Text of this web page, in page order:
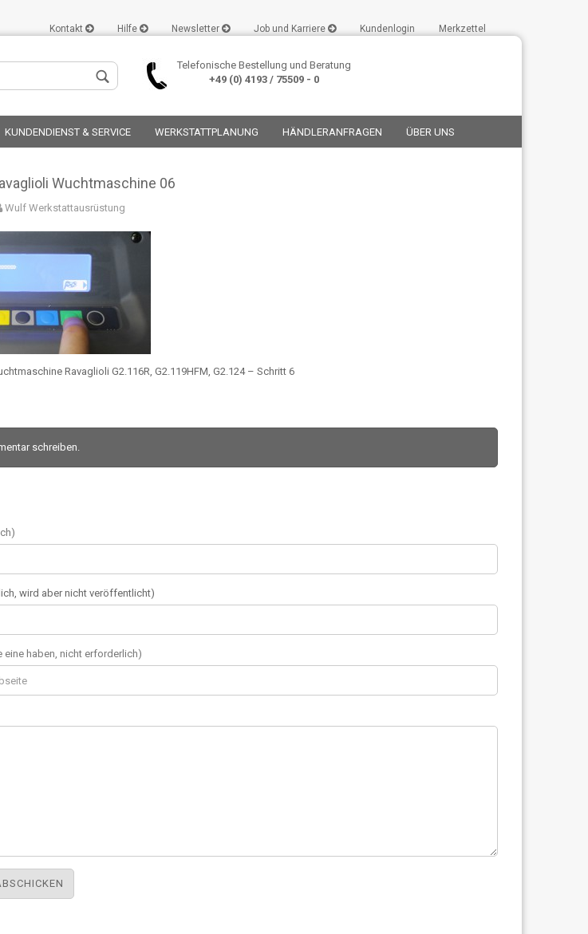
Kontakt Hilfe Newsletter Job und Karriere Kundenlogin Merkzettel
Telefonische Bestellung und Beratung
+49 (0) 4193 / 75509 - 0
KUNDENDIENST & SERVICE WERKSTATTPLANUNG HÄNDLERANFRAGEN ÜBER UNS
Wuchtmaschine 06
Wulf Werkstattausrüstung
Ravaglioli G2.116R, G2.119HFM, G2.124 – Schritt 6
schreiben.
wird aber nicht veröffentlicht)
eine haben, nicht erforderlich)